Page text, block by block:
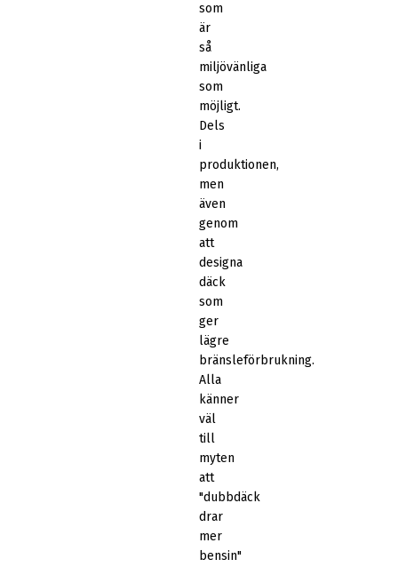
som
är
så
miljövänliga
som
möjligt.
Dels
i
produktionen,
men
även
genom
att
designa
däck
som
ger
lägre
bränsleförbrukning.
Alla
känner
väl
till
myten
att
"dubbdäck
drar
mer
bensin"